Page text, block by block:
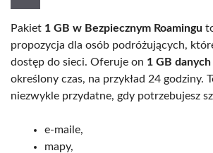
Pakiet 1 GB w Bezpiecznym Roamingu
propozycja dla osób podróżujących,
dostęp do sieci. Oferuje on 1 GB
określony czas, na przykład 24 godziny.
niezwykle przydatne, gdy potrzebujesz
e-maile,
mapy,